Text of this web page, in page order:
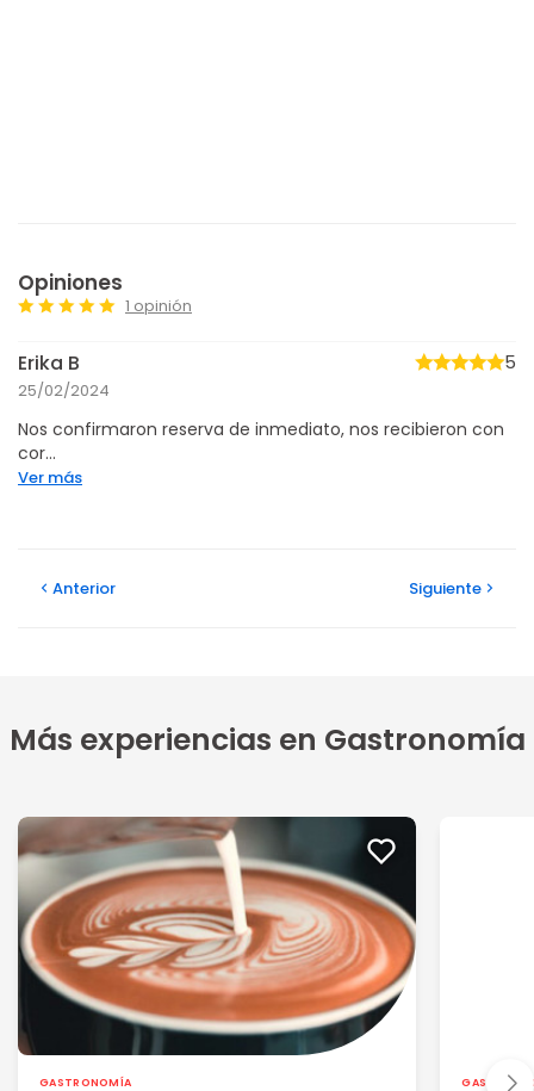
Opiniones
1 opinión
Erika B
25/02/2024
5
Nos confirmaron reserva de inmediato, nos recibieron con
cor...
Ver más
Anterior Siguiente
Más experiencias en Gastronomía
GASTRONOMÍA